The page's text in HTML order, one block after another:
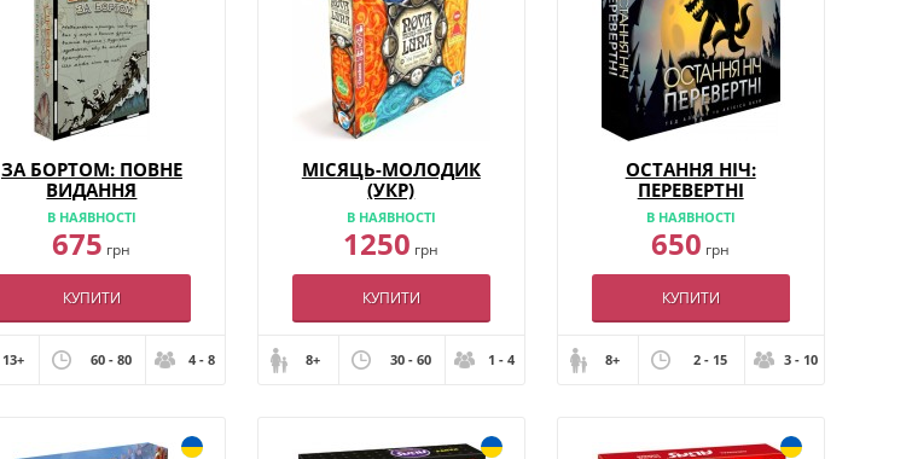
ЗА БОРТОМ: ПОВНЕ
ВИДАННЯ
В НАЯВНОСТІ
675 грн
КУПИТИ
13+ 60 - 80 4 - 8
МІСЯЦЬ-МОЛОДИК
(УКР)
В НАЯВНОСТІ
1250 грн
КУПИТИ
8+ 30 - 60 1 - 4
ОСТАННЯ НІЧ:
ПЕРЕВЕРТНІ
В НАЯВНОСТІ
650 грн
КУПИТИ
8+ 2 - 15 3 - 10